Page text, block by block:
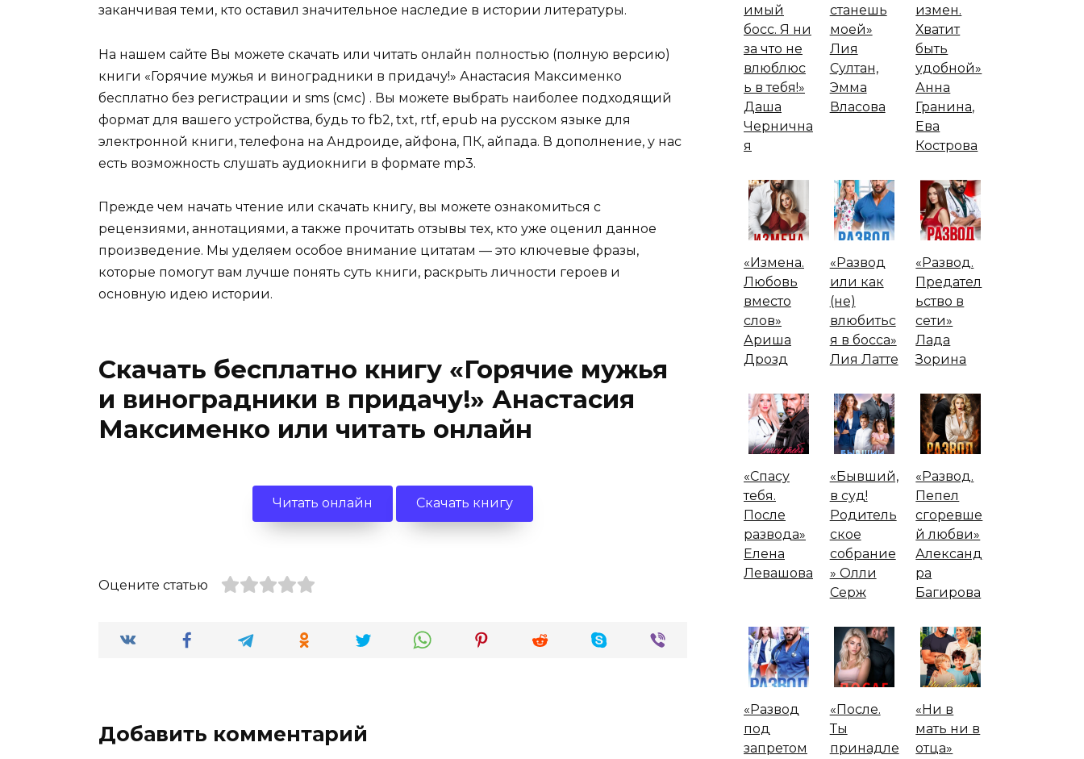
заканчивая теми, кто оставил значительное наследие в истории литературы.
На нашем сайте Вы можете скачать или читать онлайн полностью (полную версию)
книги «Горячие мужья и виноградники в придачу!» Анастасия Максименко
бесплатно без регистрации и sms (смс) . Вы можете выбрать наиболее подходящий
формат для вашего устройства, будь то fb2, txt, rtf, epub на русском языке для
электронной книги, телефона на Андроиде, айфона, ПК, айпада. В дополнение, у нас
есть возможность слушать аудиокниги в формате mp3.
Прежде чем начать чтение или скачать книгу, вы можете ознакомиться с
рецензиями, аннотациями, а также прочитать отзывы тех, кто уже оценил данное
произведение. Мы уделяем особое внимание цитатам — это ключевые фразы,
которые помогут вам лучше понять суть книги, раскрыть личности героев и
основную идею истории.
Скачать бесплатно книгу «Горячие мужья
и виноградники в придачу!» Анастасия
Максименко или читать онлайн
Читать онлайн Скачать книгу
Оцените статью
Добавить комментарий
имый
босс. Я ни
за что не
влюблюс
ь в тебя!»
Даша
Чернична
я
станешь
моей»
Лия
Султан,
Эмма
Власова
измен.
Хватит
быть
удобной»
Анна
Гранина,
Ева
Кострова
«Измена.
Любовь
вместо
слов»
Ариша
Дрозд
«Развод
или как
(не)
влюбитьс
я в босса»
Лия Латте
«Развод.
Предател
ьство в
сети»
Лада
Зорина
«Спасу
тебя.
После
развода»
Елена
Левашова
«Бывший,
в суд!
Родитель
ское
собрание
» Олли
Серж
«Развод.
Пепел
сгоревше
й любви»
Александ
ра
Багирова
«Развод
под
запретом
«После.
Ты
принадле
«Ни в
мать ни в
отца»